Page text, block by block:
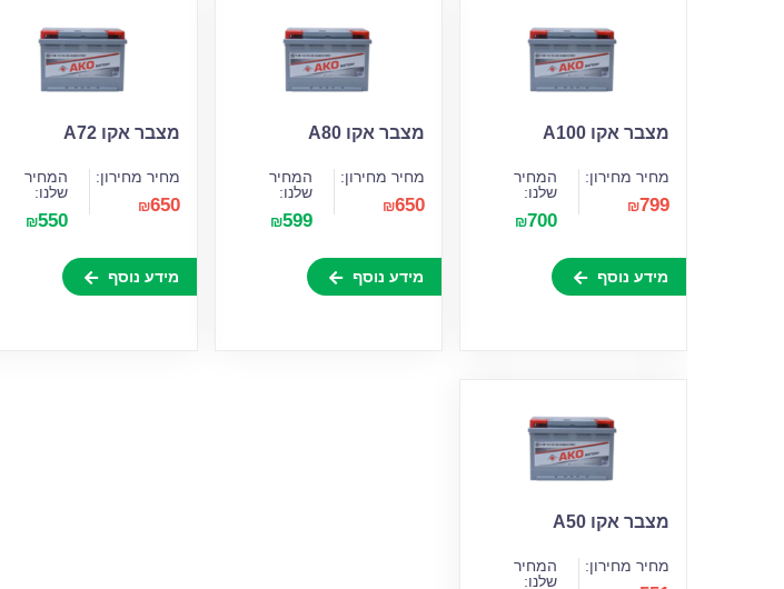
מצבר אקו A100
מחיר מחירון:
₪799
המחיר
שלנו:
₪700
מידע נוסף
מצבר אקו A80
מחיר מחירון:
₪650
המחיר
שלנו:
₪599
מידע נוסף
מצבר אקו A72
מחיר מחירון:
₪650
המחיר
שלנו:
₪550
מידע נוסף
מצבר אקו A50
מחיר מחירון:
המחיר
שלנו: